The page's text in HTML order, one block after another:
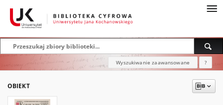
Wyszukiwanie zaawansowane ?
OBIEKT